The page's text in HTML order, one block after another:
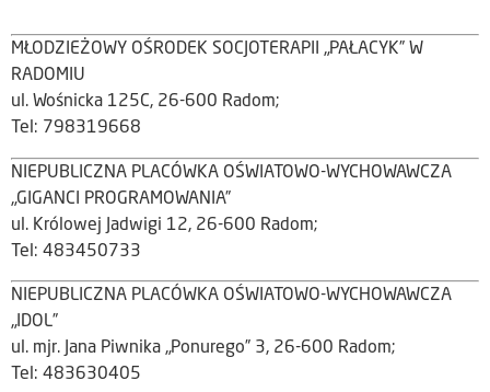
MŁODZIEŻOWY OŚRODEK SOCJOTERAPII „PAŁACYK” W
RADOMIU
ul. Wośnicka 125C, 26-600 Radom;
Tel: 798319668
NIEPUBLICZNA PLACÓWKA OŚWIATOWO-WYCHOWAWCZA
„GIGANCI PROGRAMOWANIA”
ul. Królowej Jadwigi 12, 26-600 Radom;
Tel: 483450733
NIEPUBLICZNA PLACÓWKA OŚWIATOWO-WYCHOWAWCZA
„IDOL”
ul. mjr. Jana Piwnika „Ponurego” 3, 26-600 Radom;
Tel: 483630405